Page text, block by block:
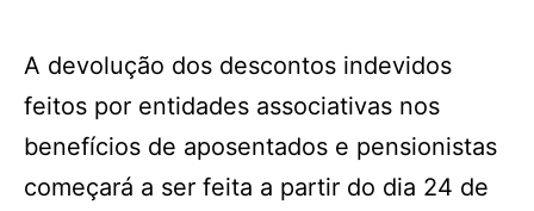
A devolução dos descontos indevidos
feitos por entidades associativas nos
benefícios de aposentados e pensionistas
começará a ser feita a partir do dia 24 de